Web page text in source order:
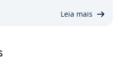
Leia mais